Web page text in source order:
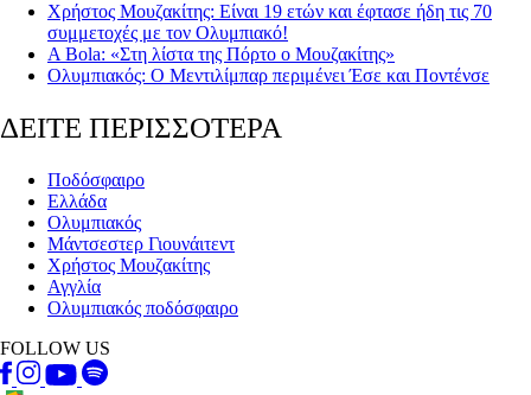
Χρήστος Μουζακίτης: Είναι 19 ετών και έφτασε ήδη τις 70
συμμετοχές με τον Ολυμπιακό!
A Bola: «Στη λίστα της Πόρτο ο Μουζακίτης»
Ολυμπιακός: Ο Μεντιλίμπαρ περιμένει Έσε και Ποντένσε
ΔΕΙΤΕ ΠΕΡΙΣΣΟΤΕΡΑ
Ποδόσφαιρο
Ελλάδα
Ολυμπιακός
Μάντσεστερ Γιουνάιτεντ
Χρήστος Μουζακίτης
Αγγλία
Ολυμπιακός ποδόσφαιρο
FOLLOW US